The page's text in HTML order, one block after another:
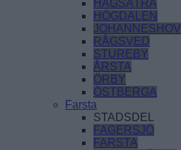
HAGSÄTRA
HÖGDALEN
JOHANNESHOV
RÅGSVED
STUREBY
ÅRSTA
ÖRBY
ÖSTBERGA
Farsta
STADSDEL
FAGERSJÖ
FARSTA